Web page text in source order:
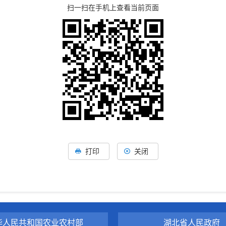
扫一扫在手机上查看当前页面
打印 关闭
人民共和国农业农村部 湖北省人民政府